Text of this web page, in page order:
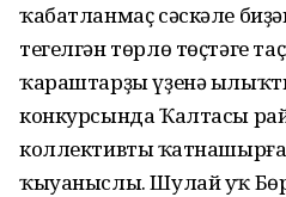
ҡабатланмаҫ сәскәле
тегелгән төрлө төҫтәге
ҡараштарҙы үҙенә
конкурсында Ҡалтасы
коллективтың
ҡыуаныслы. Шулай уҡ